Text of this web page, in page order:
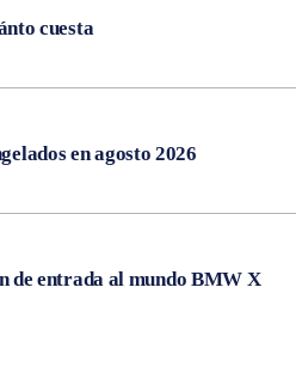
cuesta
en agosto 2026
de entrada al mundo BMW X